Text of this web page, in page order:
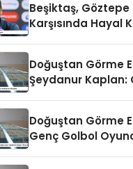
Beşiktaş, Göztepe
Karşısında Hayal
Doğuştan Görme
Şeydanur Kaplan:
Doğuştan Görme
Genç Golbol